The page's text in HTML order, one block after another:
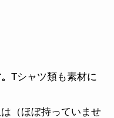
Tシャツ類も素材に
（ほぼ持っていませ